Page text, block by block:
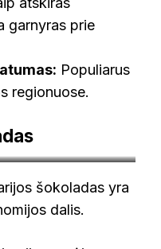
garnyras prie
Populiarus
regionuose.
šokoladas yra
dalis.